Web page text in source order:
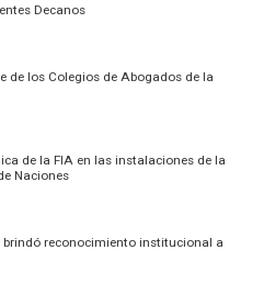
Decanos
de los Colegios de Abogados de la
de la FIA en las instalaciones de la
Naciones
brindó reconocimiento institucional a